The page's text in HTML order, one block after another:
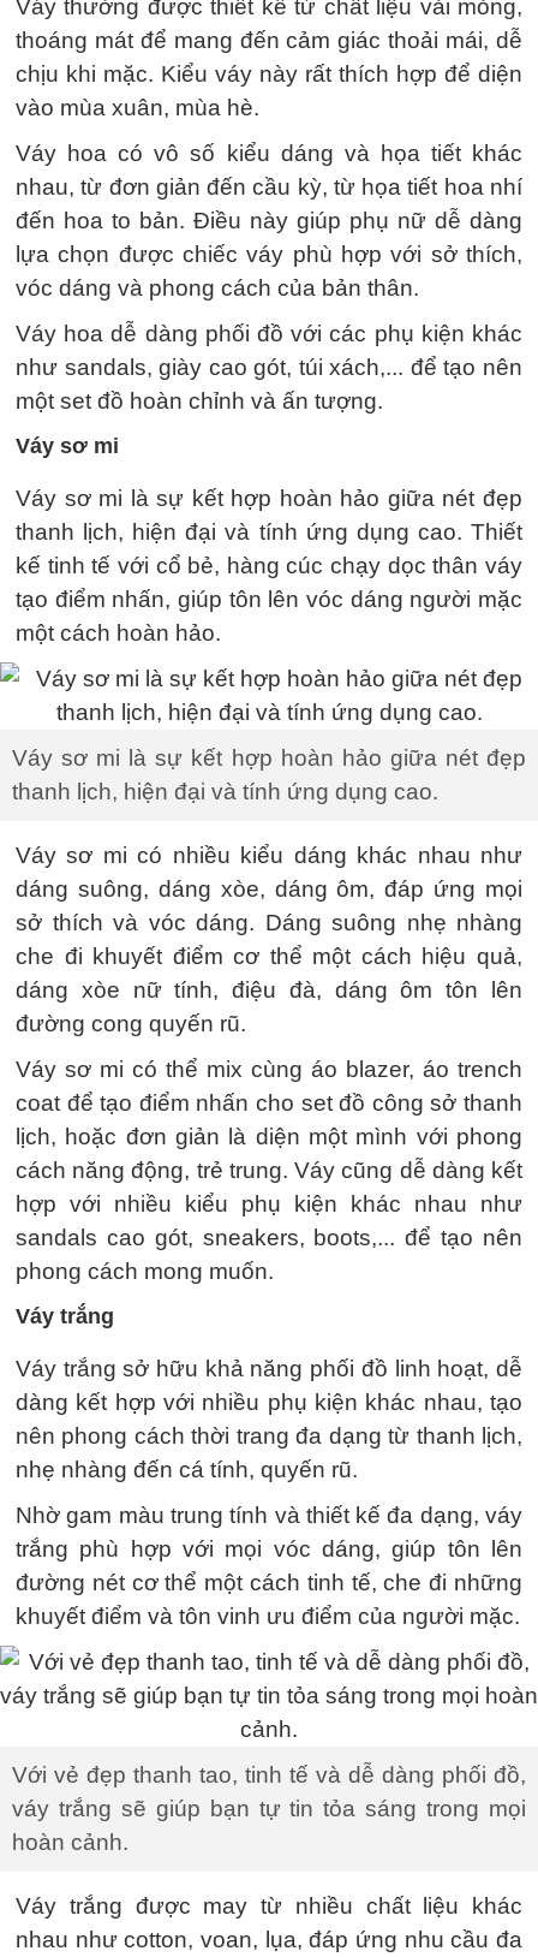
Váy thường được thiết kế từ chất liệu vải mỏng,
thoáng mát để mang đến cảm giác thoải mái, dễ
chịu khi mặc. Kiểu váy này rất thích hợp để diện
vào mùa xuân, mùa hè.
Váy hoa có vô số kiểu dáng và họa tiết khác
nhau, từ đơn giản đến cầu kỳ, từ họa tiết hoa nhí
đến hoa to bản. Điều này giúp phụ nữ dễ dàng
lựa chọn được chiếc váy phù hợp với sở thích,
vóc dáng và phong cách của bản thân.
Váy hoa dễ dàng phối đồ với các phụ kiện khác
như sandals, giày cao gót, túi xách,... để tạo nên
một set đồ hoàn chỉnh và ấn tượng.
Váy sơ mi
Váy sơ mi là sự kết hợp hoàn hảo giữa nét đẹp
thanh lịch, hiện đại và tính ứng dụng cao. Thiết
kế tinh tế với cổ bẻ, hàng cúc chạy dọc thân váy
tạo điểm nhấn, giúp tôn lên vóc dáng người mặc
một cách hoàn hảo.
Váy sơ mi là sự kết hợp hoàn hảo giữa nét đẹp
thanh lịch, hiện đại và tính ứng dụng cao.
Váy sơ mi có nhiều kiểu dáng khác nhau như
dáng suông, dáng xòe, dáng ôm, đáp ứng mọi
sở thích và vóc dáng. Dáng suông nhẹ nhàng
che đi khuyết điểm cơ thể một cách hiệu quả,
dáng xòe nữ tính, điệu đà, dáng ôm tôn lên
đường cong quyến rũ.
Váy sơ mi có thể mix cùng áo blazer, áo trench
coat để tạo điểm nhấn cho set đồ công sở thanh
lịch, hoặc đơn giản là diện một mình với phong
cách năng động, trẻ trung. Váy cũng dễ dàng kết
hợp với nhiều kiểu phụ kiện khác nhau như
sandals cao gót, sneakers, boots,... để tạo nên
phong cách mong muốn.
Váy trắng
Váy trắng sở hữu khả năng phối đồ linh hoạt, dễ
dàng kết hợp với nhiều phụ kiện khác nhau, tạo
nên phong cách thời trang đa dạng từ thanh lịch,
nhẹ nhàng đến cá tính, quyến rũ.
Nhờ gam màu trung tính và thiết kế đa dạng, váy
trắng phù hợp với mọi vóc dáng, giúp tôn lên
đường nét cơ thể một cách tinh tế, che đi những
khuyết điểm và tôn vinh ưu điểm của người mặc.
Với vẻ đẹp thanh tao, tinh tế và dễ dàng phối đồ,
váy trắng sẽ giúp bạn tự tin tỏa sáng trong mọi
hoàn cảnh.
Váy trắng được may từ nhiều chất liệu khác
nhau như cotton, voan, lụa, đáp ứng nhu cầu đa